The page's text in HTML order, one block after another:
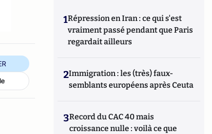
1Répression en Iran : ce qui s'est
vraiment passé pendant que Paris
regardait ailleurs
2Immigration : les (très) faux-
semblants européens après Ceuta
3Record du CAC 40 mais
croissance nulle : voilà ce que